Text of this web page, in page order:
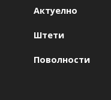
Актуелно
Штети
Поволности